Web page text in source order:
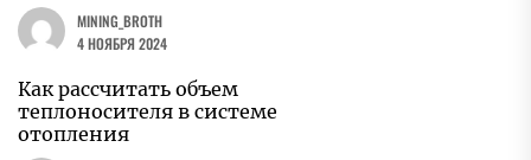
MINING_BROTH
4 НОЯБРЯ 2024
Как рассчитать объем
теплоносителя в системе
отопления